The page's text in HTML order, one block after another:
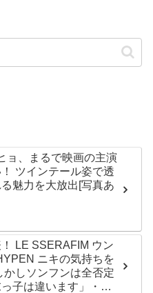
ョ、まるで映画の主演
ツインテール姿で透
魅力を大放出[写真あ
LE SSERAFIM ウン
ニキの気持ちを
しソンフンは全否定
っ子は違います」・・